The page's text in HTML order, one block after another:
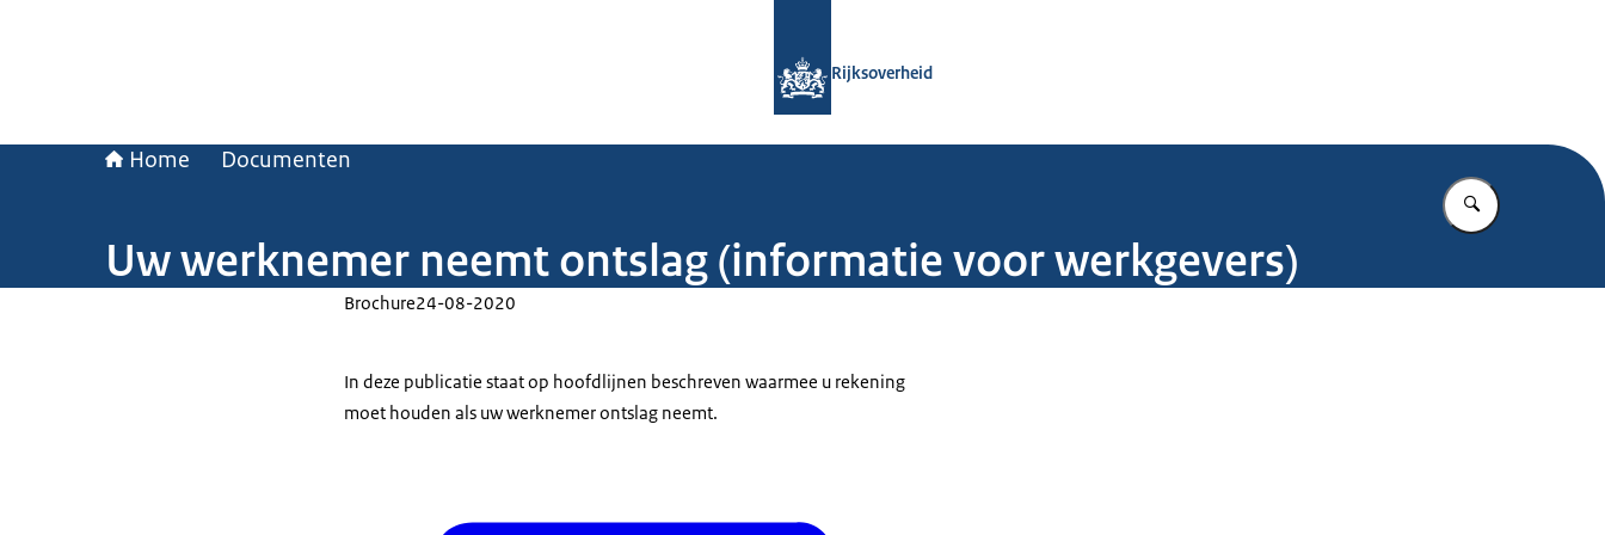
Rijksoverheid
Home Documenten
Vul in wat u
Uw werknemer neemt ontslag (informatie voor werkgevers)
Brochure24-08-2020
In deze publicatie staat op hoofdlijnen beschreven waarmee u rekening
moet houden als uw werknemer ontslag neemt.